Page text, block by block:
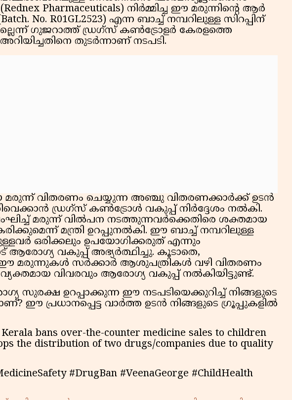
Pharmaceuticals) നിർമ്മിച്ച ഈ മരുന്നിൻ്റെ ആർ
No. R01GL2523) എന്ന ബാച്ച് നമ്പറിലുള്ള സിറപ്പിന്
ഗുജറാത്ത് ഡ്രഗ്‌സ് കൺട്രോളർ കേരളത്തെ
തുടർന്നാണ് നടപടി.
വിതരണം ചെയ്യുന്ന അഞ്ചു വിതരണക്കാർക്ക് ഉടൻ
ഡ്രഗ്‌സ് കൺട്രോൾ വകുപ്പ് നിർദ്ദേശം നൽകി.
മരുന്ന് വിൽപന നടത്തുന്നവർക്കെതിരെ ശക്തമായ
മന്ത്രി ഉറപ്പുനൽകി. ഈ ബാച്ച് നമ്പറിലുള്ള
ഒരിക്കലും ഉപയോഗിക്കരുത് എന്നും
വകുപ്പ് അഭ്യർത്ഥിച്ചു. കൂടാതെ,
ഈ മരുന്നുകൾ സർക്കാർ ആശുപത്രികൾ വഴി വിതരണം
വ്യക്തമായ വിവരവും ആരോഗ്യ വകുപ്പ് നൽകിയിട്ടുണ്ട്.
സുരക്ഷ ഉറപ്പാക്കുന്ന ഈ നടപടിയെക്കുറിച്ച് നിങ്ങളുടെ
ഈ പ്രധാനപ്പെട്ട വാർത്ത ഉടൻ നിങ്ങളുടെ ഗ്രൂപ്പുകളിൽ
bans over-the-counter medicine sales to children
the distribution of two drugs/companies due to quality
#DrugBan #VeenaGeorge #ChildHealth